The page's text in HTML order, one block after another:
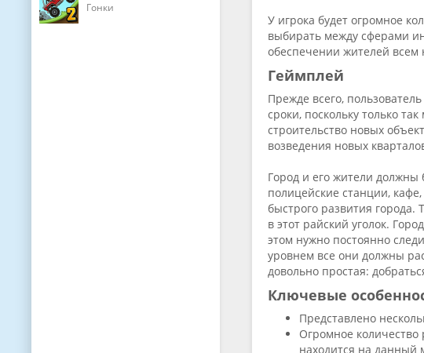
Гонки
У игрока будет огромное
выбирать между сферами
обеспечении жителей всем
Геймплей
Прежде всего,
сроки, поскольку только
строительство новых
возведения новых
Город и его жители
полицейские станции,
быстрого развития города.
в этот райский уголок.
этом нужно постоянно
уровнем все они должны
довольно простая:
Ключевые
Представлено
Огромное количество
находится на данный